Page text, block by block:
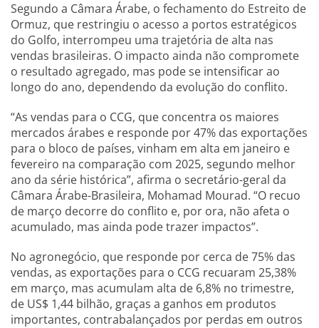
Segundo a Câmara Árabe, o fechamento do Estreito de
Ormuz, que restringiu o acesso a portos estratégicos
do Golfo, interrompeu uma trajetória de alta nas
vendas brasileiras. O impacto ainda não compromete
o resultado agregado, mas pode se intensificar ao
longo do ano, dependendo da evolução do conflito.
“As vendas para o CCG, que concentra os maiores
mercados árabes e responde por 47% das exportações
para o bloco de países, vinham em alta em janeiro e
fevereiro na comparação com 2025, segundo melhor
ano da série histórica”, afirma o secretário-geral da
Câmara Árabe-Brasileira, Mohamad Mourad. “O recuo
de março decorre do conflito e, por ora, não afeta o
acumulado, mas ainda pode trazer impactos”.
No agronegócio, que responde por cerca de 75% das
vendas, as exportações para o CCG recuaram 25,38%
em março, mas acumulam alta de 6,8% no trimestre,
de US$ 1,44 bilhão, graças a ganhos em produtos
importantes, contrabalançados por perdas em outros